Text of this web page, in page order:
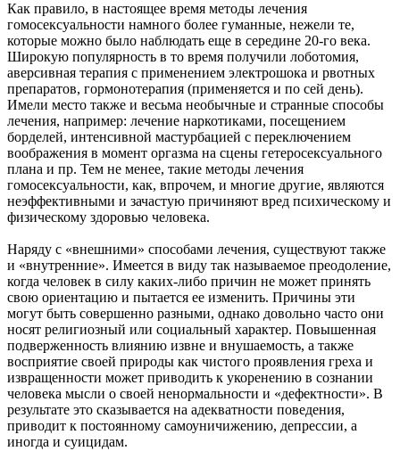
Как правило, в настоящее время методы лечения
гомосексуальности намного более гуманные, нежели те,
которые можно было наблюдать еще в середине 20-го века.
Широкую популярность в то время получили лоботомия,
аверсивная терапия с применением электрошока и рвотных
препаратов, гормонотерапия (применяется и по сей день).
Имели место также и весьма необычные и странные способы
лечения, например: лечение наркотиками, посещением
борделей, интенсивной мастурбацией с переключением
воображения в момент оргазма на сцены гетеросексуального
плана и пр. Тем не менее, такие методы лечения
гомосексуальности, как, впрочем, и многие другие, являются
неэффективными и зачастую причиняют вред психическому и
физическому здоровью человека.
Наряду с «внешними» способами лечения, существуют также
и «внутренние». Имеется в виду так называемое преодоление,
когда человек в силу каких-либо причин не может принять
свою ориентацию и пытается ее изменить. Причины эти
могут быть совершенно разными, однако довольно часто они
носят религиозный или социальный характер. Повышенная
подверженность влиянию извне и внушаемость, а также
восприятие своей природы как чистого проявления греха и
извращенности может приводить к укоренению в сознании
человека мысли о своей ненормальности и «дефектности». В
результате это сказывается на адекватности поведения,
приводит к постоянному самоуничижению, депрессии, а
иногда и суицидам.